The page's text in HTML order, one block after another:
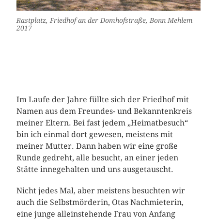
Rastplatz, Friedhof an der Domhofstraße, Bonn Mehlem
2017
Im Laufe der Jahre füllte sich der Friedhof mit
Namen aus dem Freundes- und Bekanntenkreis
meiner Eltern. Bei fast jedem „Heimatbesuch“
bin ich einmal dort gewesen, meistens mit
meiner Mutter. Dann haben wir eine große
Runde gedreht, alle besucht, an einer jeden
Stätte innegehalten und uns ausgetauscht.
Nicht jedes Mal, aber meistens besuchten wir
auch die Selbstmörderin, Otas Nachmieterin,
eine junge alleinstehende Frau von Anfang